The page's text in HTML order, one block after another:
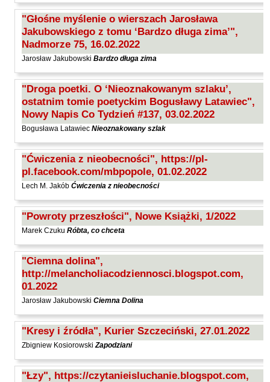
"Głośne myślenie o wierszach Jarosława
Jakubowskiego z tomu ‘Bardzo długa zima’",
Nadmorze 75, 16.02.2022
Jarosław Jakubowski Bardzo długa zima
"Droga poetki. O ‘Nieoznakowanym szlaku’,
ostatnim tomie poetyckim Bogusławy Latawiec",
Nowy Napis Co Tydzień #137, 03.02.2022
Bogusława Latawiec Nieoznakowany szlak
"Ćwiczenia z nieobecności", https://pl-
pl.facebook.com/mbpopole, 01.02.2022
Lech M. Jakób Ćwiczenia z nieobecności
"Powroty przeszłości", Nowe Książki, 1/2022
Marek Czuku Róbta, co chceta
"Ciemna dolina",
http://melancholiacodziennosci.blogspot.com,
01.2022
Jarosław Jakubowski Ciemna Dolina
"Kresy i źródła", Kurier Szczeciński, 27.01.2022
Zbigniew KosiorowskiZapodziani
"Łzy", https://czytanieisluchanie.blogspot.com,